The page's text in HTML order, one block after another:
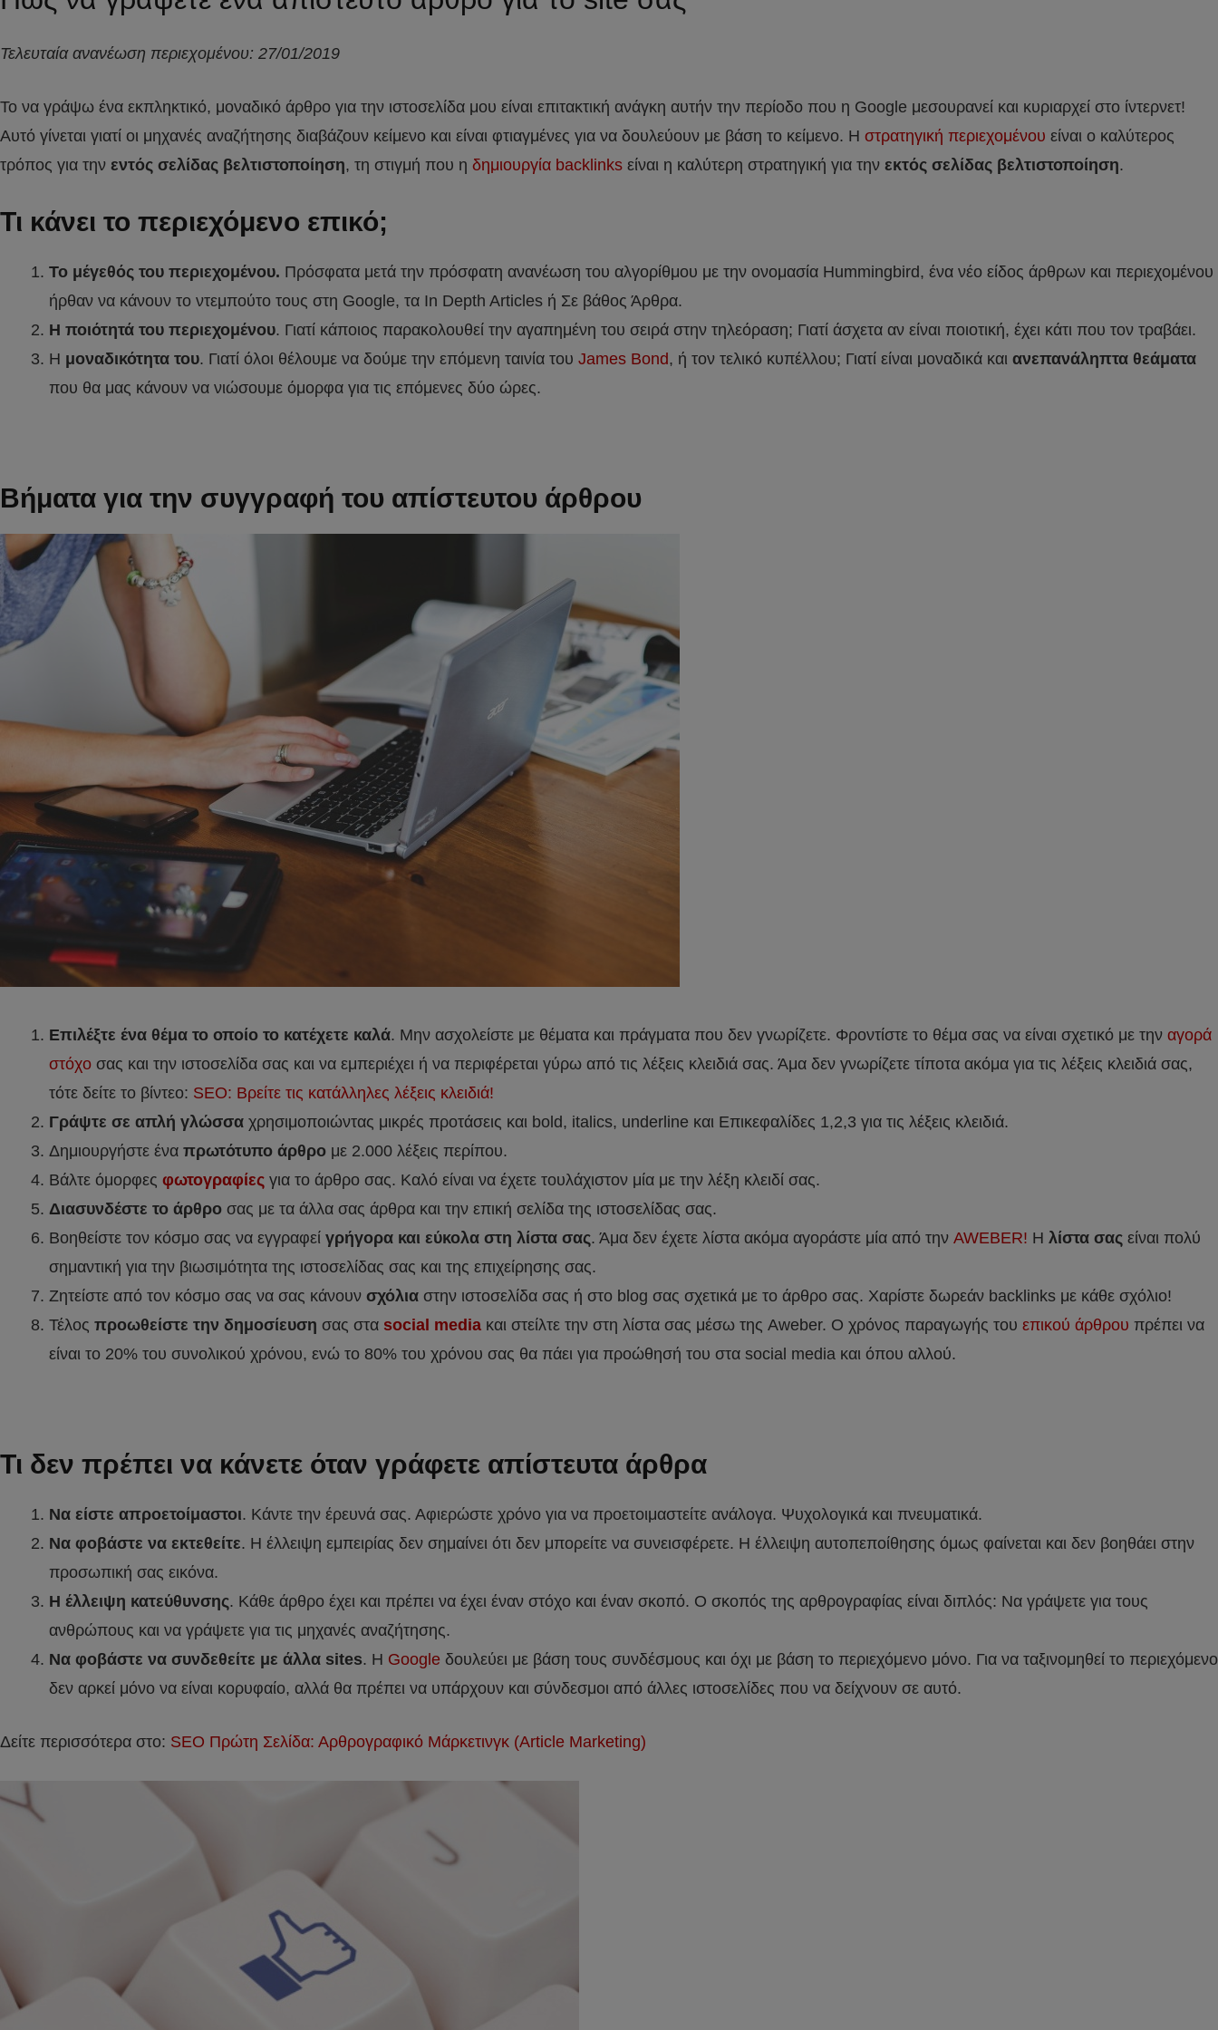
Τελευταία ανανέωση περιεχομένου: 27/01/2019
Το να γράψω ένα εκπληκτικό, μοναδικό άρθρο για την ιστοσελίδα μου είναι επιτακτική ανάγκη αυτήν την περίοδο που η Google μεσουρανεί και κυριαρχεί στο ίντερνετ!
Αυτό γίνεται γιατί οι μηχανές αναζήτησης διαβάζουν κείμενο και είναι φτιαγμένες για να δουλεύουν με βάση το κείμενο. Η στρατηγική περιεχομένου είναι ο καλύτερος
τρόπος για την εντός σελίδας βελτιστοποίηση, τη στιγμή που η δημιουργία backlinks είναι η καλύτερη στρατηγική για την εκτός σελίδας βελτιστοποίηση.
Τι κάνει το περιεχόμενο επικό;
Το μέγεθός του περιεχομένου. Πρόσφατα μετά την πρόσφατη ανανέωση του αλγορίθμου με την ονομασία Hummingbird, ένα νέο είδος άρθρων και περιεχομένου
ήρθαν να κάνουν το ντεμπούτο τους στη Google, τα In Depth Articles ή Σε βάθος Άρθρα.
Η ποιότητά του περιεχομένου. Γιατί κάποιος παρακολουθεί την αγαπημένη του σειρά στην τηλεόραση; Γιατί άσχετα αν είναι ποιοτική, έχει κάτι που τον τραβάει.
Η μοναδικότητα του. Γιατί όλοι θέλουμε να δούμε την επόμενη ταινία του James Bond, ή τον τελικό κυπέλλου; Γιατί είναι μοναδικά και ανεπανάληπτα θεάματα
που θα μας κάνουν να νιώσουμε όμορφα για τις επόμενες δύο ώρες.
Βήματα για την συγγραφή του απίστευτου άρθρου
Επιλέξτε ένα θέμα το οποίο το κατέχετε καλά. Μην ασχολείστε με θέματα και πράγματα που δεν γνωρίζετε. Φροντίστε το θέμα σας να είναι σχετικό με την αγορά
στόχο σας και την ιστοσελίδα σας και να εμπεριέχει ή να περιφέρεται γύρω από τις λέξεις κλειδιά σας. Άμα δεν γνωρίζετε τίποτα ακόμα για τις λέξεις κλειδιά σας,
τότε δείτε το βίντεο: SEO: Βρείτε τις κατάλληλες λέξεις κλειδιά!
Γράψτε σε απλή γλώσσα χρησιμοποιώντας μικρές προτάσεις και bold, italics, underline και Επικεφαλίδες 1,2,3 για τις λέξεις κλειδιά.
Δημιουργήστε ένα πρωτότυπο άρθρο με 2.000 λέξεις περίπου.
Βάλτε όμορφες φωτογραφίες για το άρθρο σας. Καλό είναι να έχετε τουλάχιστον μία με την λέξη κλειδί σας.
Διασυνδέστε το άρθρο σας με τα άλλα σας άρθρα και την επική σελίδα της ιστοσελίδας σας.
Βοηθείστε τον κόσμο σας να εγγραφεί γρήγορα και εύκολα στη λίστα σας. Άμα δεν έχετε λίστα ακόμα αγοράστε μία από την AWEBER! Η λίστα σας είναι πολύ
σημαντική για την βιωσιμότητα της ιστοσελίδας σας και της επιχείρησης σας.
Ζητείστε από τον κόσμο σας να σας κάνουν σχόλια στην ιστοσελίδα σας ή στο blog σας σχετικά με το άρθρο σας. Χαρίστε δωρεάν backlinks με κάθε σχόλιο!
Τέλος προωθείστε την δημοσίευση σας στα social media και στείλτε την στη λίστα σας μέσω της Aweber. Ο χρόνος παραγωγής του επικού άρθρου πρέπει να
είναι το 20% του συνολικού χρόνου, ενώ το 80% του χρόνου σας θα πάει για προώθησή του στα social media και όπου αλλού.
Τι δεν πρέπει να κάνετε όταν γράφετε απίστευτα άρθρα
Να είστε απροετοίμαστοι. Κάντε την έρευνά σας. Αφιερώστε χρόνο για να προετοιμαστείτε ανάλογα. Ψυχολογικά και πνευματικά.
Να φοβάστε να εκτεθείτε. Η έλλειψη εμπειρίας δεν σημαίνει ότι δεν μπορείτε να συνεισφέρετε. Η έλλειψη αυτοπεποίθησης όμως φαίνεται και δεν βοηθάει στην
προσωπική σας εικόνα.
Η έλλειψη κατεύθυνσης. Κάθε άρθρο έχει και πρέπει να έχει έναν στόχο και έναν σκοπό. Ο σκοπός της αρθρογραφίας είναι διπλός: Να γράψετε για τους
ανθρώπους και να γράψετε για τις μηχανές αναζήτησης.
Να φοβάστε να συνδεθείτε με άλλα sites. H Google δουλεύει με βάση τους συνδέσμους και όχι με βάση το περιεχόμενο μόνο. Για να ταξινομηθεί το περιεχόμενο
δεν αρκεί μόνο να είναι κορυφαίο, αλλά θα πρέπει να υπάρχουν και σύνδεσμοι από άλλες ιστοσελίδες που να δείχνουν σε αυτό.
Δείτε περισσότερα στο: SEO Πρώτη Σελίδα: Αρθρογραφικό Μάρκετινγκ (Article Marketing)